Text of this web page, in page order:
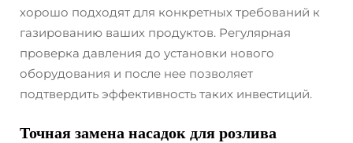
хорошо подходят для конкретных требований к
газированию ваших продуктов. Регулярная
проверка давления до установки нового
оборудования и после нее позволяет
подтвердить эффективность таких инвестиций.
Точная замена насадок для розлива